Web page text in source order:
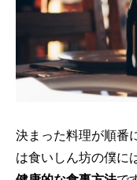
決まった料理が順番
は食いしん坊の僕に